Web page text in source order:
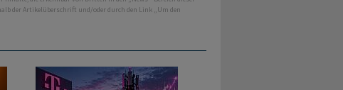
der Artikelüberschrift und/oder durch den Link „Um den